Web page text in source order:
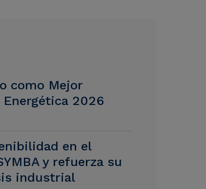
como Mejor
2026
en el
y refuerza su
industrial